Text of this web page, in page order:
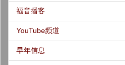
福音播客
YouTube频道
早年信息